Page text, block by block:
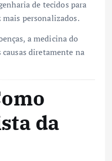
de tecidos para
personalizados.
a medicina do
diretamente na
da